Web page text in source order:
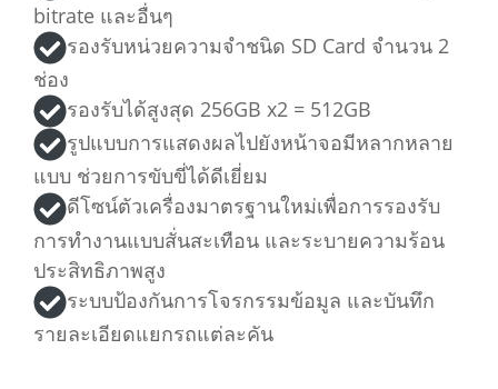
bitrate และอื่นๆ
รองรับหน่วยความจำชนิด SD Card จำนวน 2
ช่อง
รองรับได้สูงสุด 256GB x2 = 512GB
รูปแบบการแสดงผลไปยังหน้าจอมีหลากหลาย
แบบ ช่วยการขับขี่ได้ดีเยี่ยม
ดีโซน์ตัวเครื่องมาตรฐานใหม่เพื่อการรองรับ
การทำงานแบบสั่นสะเทือน และระบายความร้อน
ประสิทธิภาพสูง
ระบบป้องกันการโจรกรรมข้อมูล และบันทึก
รายละเอียดแยกรถแต่ละคัน